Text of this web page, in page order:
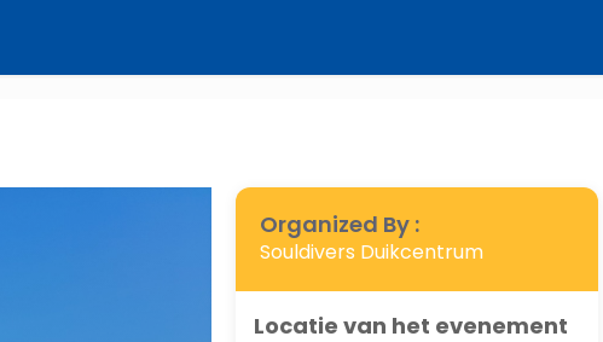
Organized By :
Souldivers Duikcentrum
Locatie van het evenement